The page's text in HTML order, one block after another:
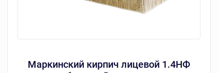
Маркинский кирпич лицевой 1.4НФ